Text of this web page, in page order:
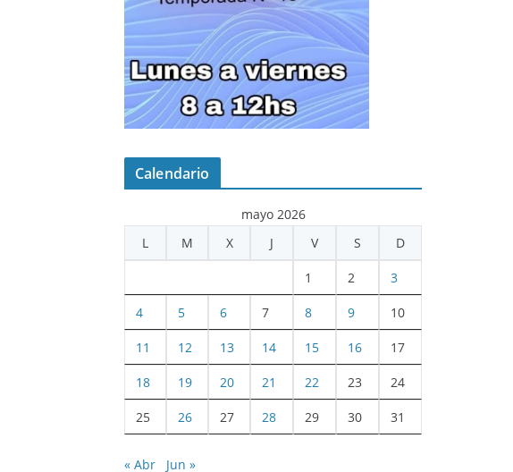
Calendario
mayo 2026
L
M X J V S D
1 2 3
4 5 6 7 8 9 10
11 12 13 14 15 16 17
18 19 20 21 22 23 24
25 26 27 28 29 30 31
« Abr Jun »